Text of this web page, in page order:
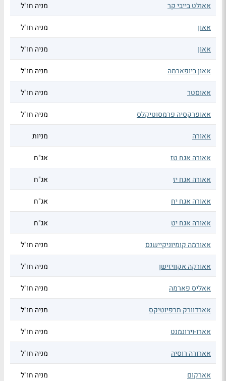
אאולט בייבי קר מניה חו"ל
אאון מניה חו"ל
אאון מניה חו"ל
אאון ביופארמה מניה חו"ל
אאוסטר מניה חו"ל
אאופרקסיה פרמסוטיקלס מניה חו"ל
אאורה מניות
אאורה אגח טז אג"ח
אאורה אגח יז אג"ח
אאורה אגח יח אג"ח
אאורה אגח יט אג"ח
אאורמה קומיוניקיישנס מניה חו"ל
אאורקה אקוויזישן מניה חו"ל
אאליס פארמה מניה חו"ל
אארדוורק תרפיוטיקס מניה חו"ל
אארו-וירונמנט מניה חו"ל
אארורה רוסיה מניה חו"ל
אארקום מניה חו"ל